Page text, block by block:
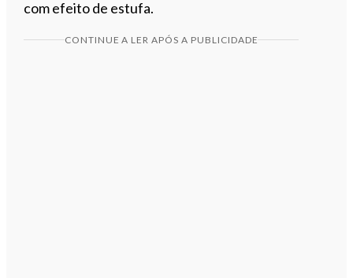
com efeito de estufa.
CONTINUE A LER APÓS A PUBLICIDADE